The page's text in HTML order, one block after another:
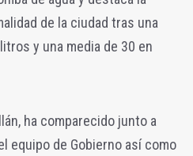
de la ciudad tras una
y una media de 30 en
ha comparecido junto a
equipo de Gobierno así como